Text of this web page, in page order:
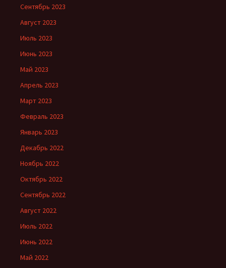
Сентябрь 2023
Август 2023
Июль 2023
Июнь 2023
Май 2023
Апрель 2023
Март 2023
Февраль 2023
Январь 2023
Декабрь 2022
Ноябрь 2022
Октябрь 2022
Сентябрь 2022
Август 2022
Июль 2022
Июнь 2022
Май 2022